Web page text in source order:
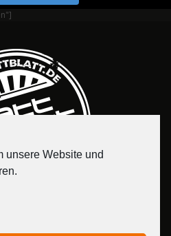
unsere Website und